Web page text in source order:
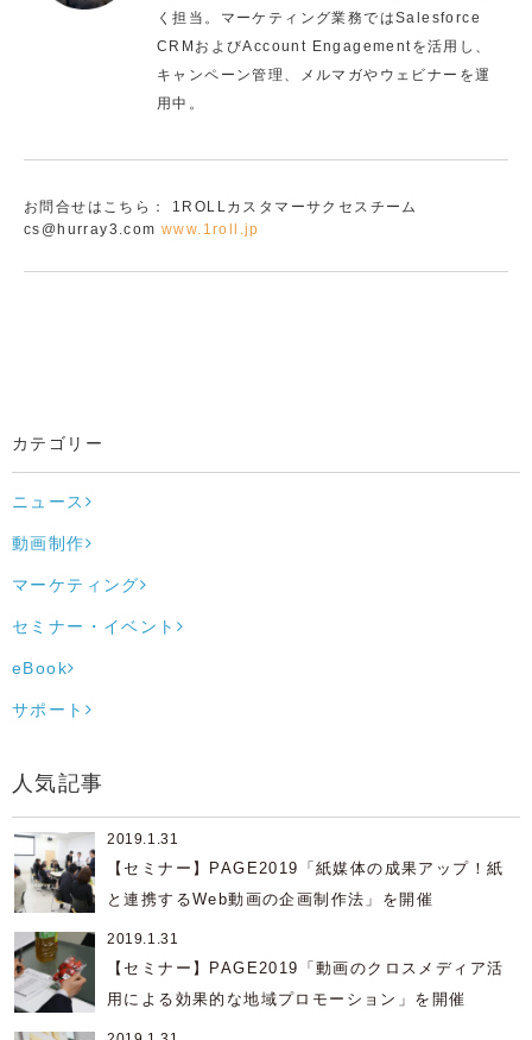
く担当。マーケティング業務ではSalesforce
CRMおよびAccount Engagementを活用し、
キャンペーン管理、メルマガやウェビナーを運
用中。
お問合せはこちら：
1ROLLカスタマーサクセスチーム
cs@hurray3.com www.1roll.jp
カテゴリー
ニュース
動画制作
マーケティング
セミナー・イベント
eBook
サポート
人気記事
2019.1.31
【セミナー】PAGE2019「紙媒体の成果アップ！紙
と連携するWeb動画の企画制作法」を開催
2019.1.31
【セミナー】PAGE2019「動画のクロスメディア活
用による効果的な地域プロモーション」を開催